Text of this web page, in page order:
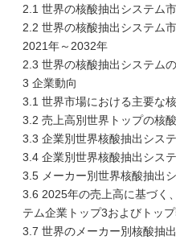
2.1 世界の核酸抽出システム
2.2 世界の核酸抽出システム
2021年～2032年
2.3 世界の核酸抽出システム
3 企業動向
3.1 世界市場における主要な
3.2 売上高別世界トップの核
3.3 企業別世界核酸抽出シス
3.4 企業別世界核酸抽出シス
3.5 メーカー別世界核酸抽出
3.6 2025年の売上高に基づく
テム企業トップ3およびトッ
3.7 世界のメーカー別核酸抽